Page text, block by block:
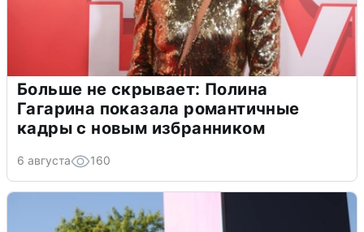
Больше не скрывает: Полина
Гагарина показала романтичные
кадры с новым избранником
6 августа 160